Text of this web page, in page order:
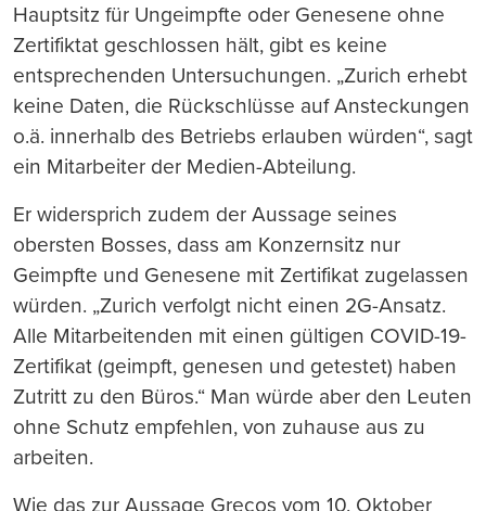
Hauptsitz für Ungeimpfte oder Genesene ohne
Zertifiktat geschlossen hält, gibt es keine
entsprechenden Untersuchungen. „Zurich erhebt
keine Daten, die Rückschlüsse auf Ansteckungen
o.ä. innerhalb des Betriebs erlauben würden“, sagt
ein Mitarbeiter der Medien-Abteilung.
Er widersprich zudem der Aussage seines
obersten Bosses, dass am Konzernsitz nur
Geimpfte und Genesene mit Zertifikat zugelassen
würden. „Zurich verfolgt nicht einen 2G-Ansatz.
Alle Mitarbeitenden mit einen gültigen COVID-19-
Zertifikat (geimpft, genesen und getestet) haben
Zutritt zu den Büros.“ Man würde aber den Leuten
ohne Schutz empfehlen, von zuhause aus zu
arbeiten.
Wie das zur Aussage Grecos vom 10. Oktober